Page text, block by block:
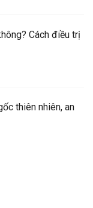
Cách điều trị
thiên nhiên, an